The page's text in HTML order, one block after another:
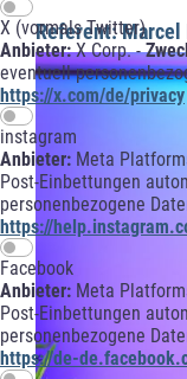
X (vormals Twitter)
Anbieter:X Corp. -
eventuell
https://x.com/de/privacy
instagram
Anbieter: Meta
Post-Einbettungen
personenbezogene
https://
Facebook
Anbieter: Meta
Post-Einbettungen
personenbezogene
https://de-
Referent: Marcel